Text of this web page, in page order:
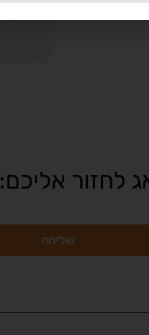
לחזור אליכם:
שליחה